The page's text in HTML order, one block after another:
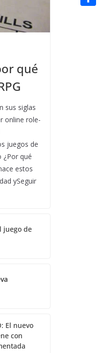
qué
sus siglas
online role-
juegos de
¿Por qué
estos
ySeguir
juego de
El nuevo
con
n
a